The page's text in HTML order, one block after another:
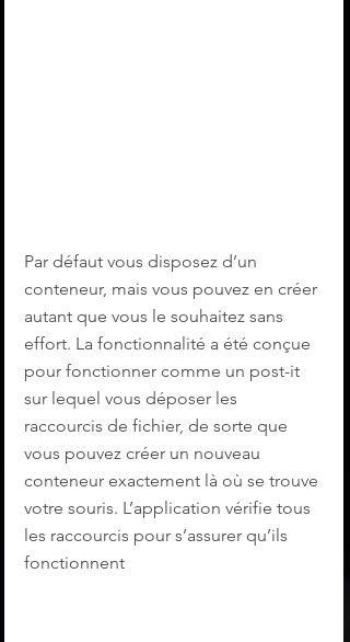
Par défaut vous disposez d’un
conteneur, mais vous pouvez en créer
autant que vous le souhaitez sans
effort. La fonctionnalité a été conçue
pour fonctionner comme un post-it
sur lequel vous déposer les
raccourcis de fichier, de sorte que
vous pouvez créer un nouveau
conteneur exactement là où se trouve
votre souris. L’application vérifie tous
les raccourcis pour s’assurer qu’ils
fonctionnent